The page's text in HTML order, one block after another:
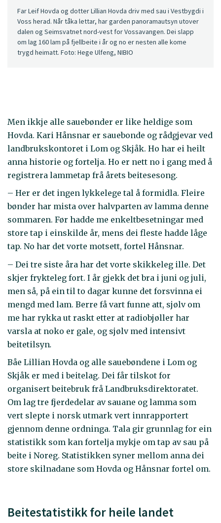
Far Leif Hovda og dotter Lillian Hovda driv med sau i Vestbygdi i
Voss herad. Når tåka lettar, har garden panoramautsyn utover
dalen og Seimsvatnet nord-vest for Vossavangen. Dei slapp
om lag 160 lam på fjellbeite i år og no er nesten alle kome
trygd heimatt. Foto: Hege Ulfeng, NIBIO
Men ikkje alle sauebønder er like heldige som
Hovda. Kari Hånsnar er sauebonde og rådgjevar ved
landbrukskontoret i Lom og Skjåk. Ho har ei heilt
anna historie og fortelja. Ho er nett no i gang med å
registrera lammetap frå årets beitesesong.
– Her er det ingen lykkelege tal å formidla. Fleire
bønder har mista over halvparten av lamma denne
sommaren. Før hadde me enkeltbesetningar med
store tap i einskilde år, mens dei fleste hadde låge
tap. No har det vorte motsett, fortel Hånsnar.
– Dei tre siste åra har det vorte skikkeleg ille. Det
skjer frykteleg fort. I år gjekk det bra i juni og juli,
men så, på ein til to dagar kunne det forsvinna ei
mengd med lam. Berre få vart funne att, sjølv om
me har rykka ut raskt etter at radiobjøller har
varsla at noko er gale, og sjølv med intensivt
beitetilsyn.
Båe Lillian Hovda og alle sauebøndene i Lom og
Skjåk er med i beitelag. Dei får tilskot for
organisert beitebruk frå Landbruksdirektoratet.
Om lag tre fjerdedelar av sauane og lamma som
vert slepte i norsk utmark vert innrapportert
gjennom denne ordninga. Tala gir grunnlag for ein
statistikk som kan fortelja mykje om tap av sau på
beite i Noreg. Statistikken syner mellom anna dei
store skilnadane som Hovda og Hånsnar fortel om.
Beitestatistikk for heile landet